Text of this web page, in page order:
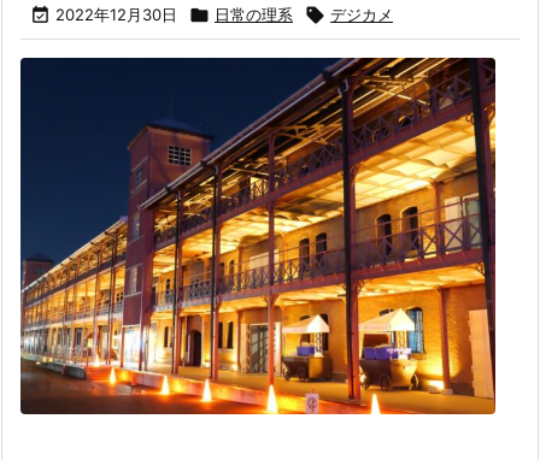
 2022年12月30日  日常の理系  デジカメ